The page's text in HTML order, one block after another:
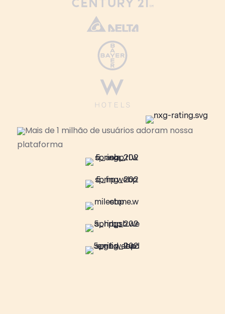
Mais de 1 milhão de usuários adoram nossa
plataforma